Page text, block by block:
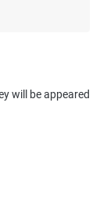
will be appeared